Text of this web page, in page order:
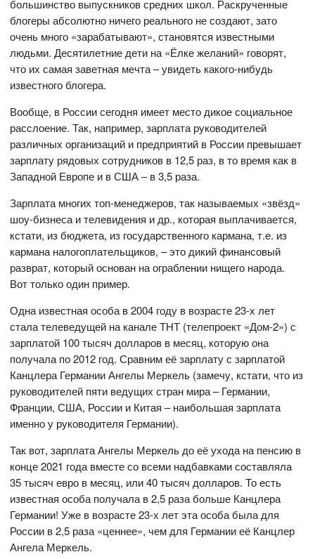
большинство выпускников средних школ. Раскрученные
блогеры абсолютно ничего реального не создают, зато
очень много «зарабатывают», становятся известными
людьми. Десятилетние дети на «Ёлке желаний» говорят,
что их самая заветная мечта – увидеть какого-нибудь
известного блогера.
Вообще, в России сегодня имеет место дикое социальное
расслоение. Так, например, зарплата руководителей
различных организаций и предприятий в России превышает
зарплату рядовых сотрудников в 12,5 раз, в то время как в
Западной Европе и в США – в 3,5 раза.
Зарплата многих топ-менеджеров, так называемых «звёзд»
шоу-бизнеса и телевидения и др., которая выплачивается,
кстати, из бюджета, из государственного кармана, т.е. из
кармана налогоплательщиков, – это дикий финансовый
разврат, который основан на ограблении нищего народа.
Вот только один пример.
Одна известная особа в 2004 году в возрасте 23-х лет
стала телеведущей на канале ТНТ (телепроект «Дом-2») с
зарплатой 100 тысяч долларов в месяц, которую она
получала по 2012 год. Сравним её зарплату с зарплатой
Канцлера Германии Ангелы Меркель (замечу, кстати, что из
руководителей пяти ведущих стран мира – Германии,
Франции, США, России и Китая – наибольшая зарплата
именно у руководителя Германии).
Так вот, зарплата Ангелы Меркель до её ухода на пенсию в
конце 2021 года вместе со всеми надбавками составляла
35 тысяч евро в месяц, или 40 тысяч долларов. То есть
известная особа получала в 2,5 раза больше Канцлера
Германии! Уже в возрасте 23-х лет эта особа была для
России в 2,5 раза «ценнее», чем для Германии её Канцлер
Ангела Меркель.